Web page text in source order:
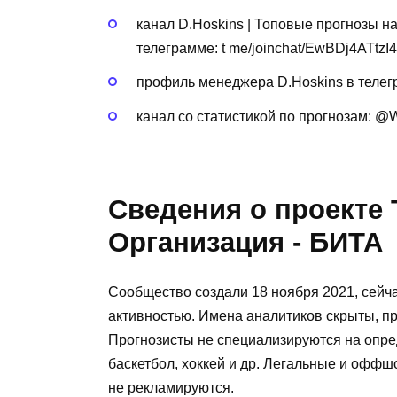
канал D.Hoskins | Топовые прогнозы
телеграмме: t me/joinchat/
профиль менеджера D.Hoskins в
канал со статистикой по прогнозам:
Сведения о проекте
Организация - БИТА
Сообщество создали 18 ноября 2021,
активностью. Имена аналитиков скрыты,
Прогнозисты не специализируются на
баскетбол, хоккей и др. Легальные и
не рекламируются.